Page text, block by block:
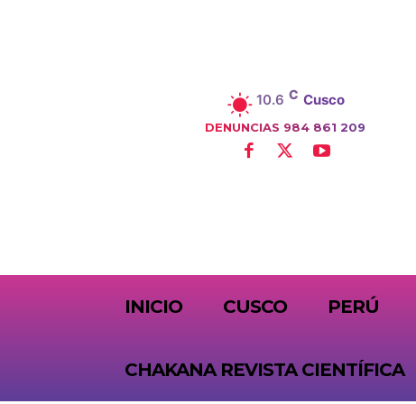
10.6 C Cusco
DENUNCIAS 984 861 209
INICIO CUSCO PERÚ
CHAKANA REVISTA CIENTÍFICA